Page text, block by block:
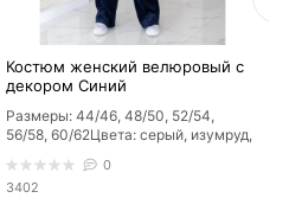
Костюм женский велюровый с
декором Синий
Размеры: 44/46, 48/50, 52/54,
56/58, 60/62Цвета: серый, изумруд,
се..
0
3402